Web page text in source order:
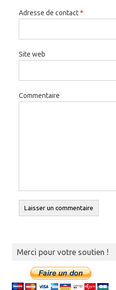
Adresse de contact*
Site web
Commentaire
Merci pour votre soutien !